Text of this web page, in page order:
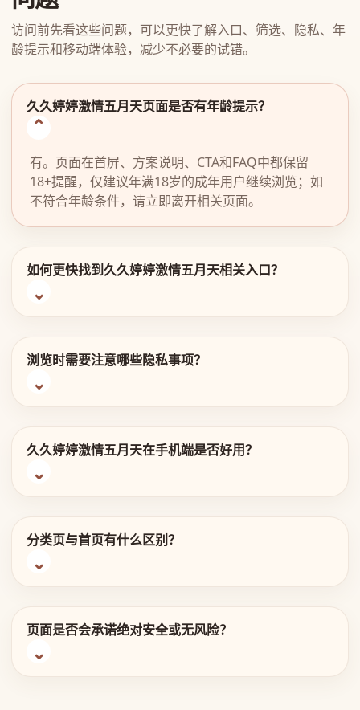
访问前先看这些问题，可以更快了解入口、筛选、隐私、年
龄提示和移动端体验，减少不必要的试错。
久久婷婷激情五月天页面是否有年龄提示？
有。页面在首屏、方案说明、CTA和FAQ中都保留
18+提醒，仅建议年满18岁的成年用户继续浏览；如
不符合年龄条件，请立即离开相关页面。
如何更快找到久久婷婷激情五月天相关入口？
浏览时需要注意哪些隐私事项？
久久婷婷激情五月天在手机端是否好用？
分类页与首页有什么区别？
页面是否会承诺绝对安全或无风险？